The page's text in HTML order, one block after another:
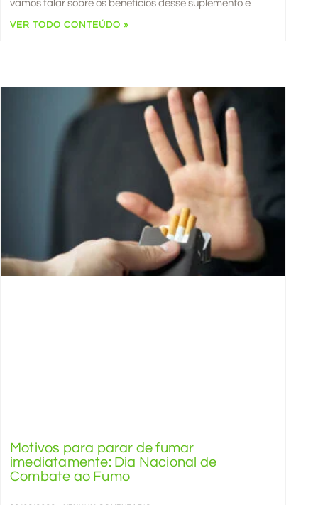
vamos falar sobre os benefícios desse suplemento e
VER TODO CONTEÚDO »
Motivos para parar de fumar
imediatamente: Dia Nacional de
Combate ao Fumo